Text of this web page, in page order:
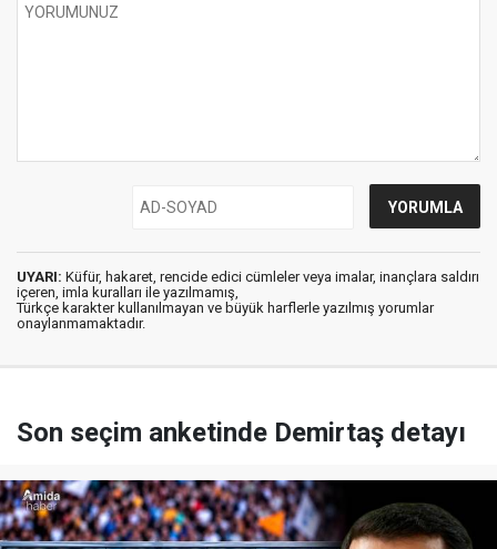
UYARI: Küfür, hakaret, rencide edici cümleler veya imalar, inançlara saldırı
içeren, imla kuralları ile yazılmamış,
Türkçe karakter kullanılmayan ve büyük harflerle yazılmış yorumlar
onaylanmamaktadır.
Son seçim anketinde Demirtaş detayı